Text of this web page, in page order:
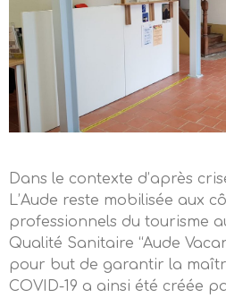
Dans le contexte d’après
L’Aude reste mobilisée aux
professionnels du tourisme
Qualité Sanitaire “Aude
pour but de garantir la
COVID-19 a ainsi été créée